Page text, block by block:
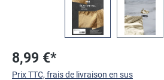
8,99 €*
Prix TTC, frais de livraison en sus